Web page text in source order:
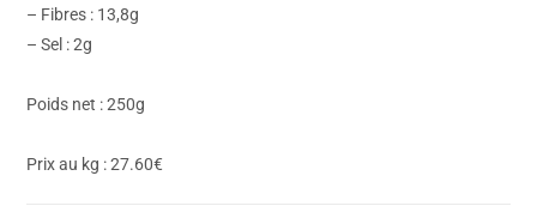
– Fibres : 13,8g
– Sel : 2g
Poids net : 250g
Prix au kg : 27.60€